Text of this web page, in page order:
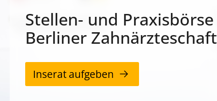
Stellen- und
Berliner Zahnärzteschaft
Inserat aufgeben